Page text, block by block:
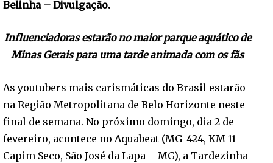
Belinha – Divulgação.
Influenciadoras estarão no maior parque aquático de
Minas Gerais para uma tarde animada com os fãs
As youtubers mais carismáticas do Brasil estarão
na Região Metropolitana de Belo Horizonte neste
final de semana. No próximo domingo, dia 2 de
fevereiro, acontece no Aquabeat (MG-424, KM 11 –
Capim Seco, São José da Lapa – MG), a Tardezinha